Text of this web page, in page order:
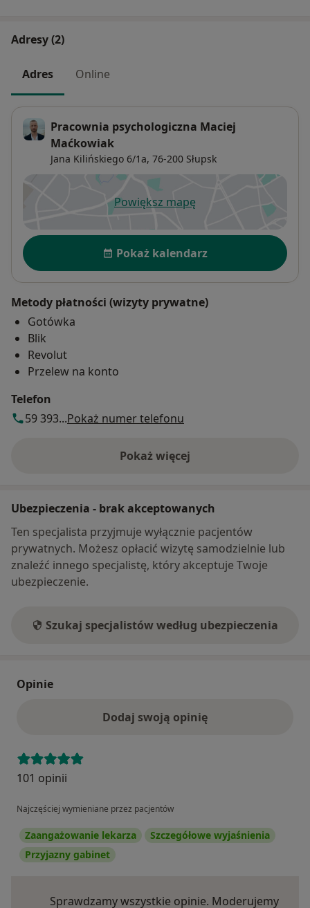
Adresy (2)
Adres Online
Pracownia psychologiczna Maciej
Maćkowiak
Jana Kilińskiego 6/1a, 76-200 Słupsk
Powiększ mapęotwiera się w nowej karcie
Dostępność
Pokaż kalendarz
Metody płatności (wizyty prywatne)
Gotówka
Blik
Revolut
Przelew na konto
Telefon
59 393...Pokaż numer telefonu
Pokaż więcej
o adresie
Ubezpieczenia - brak akceptowanych
Ten specjalista przyjmuje wyłącznie pacjentów
prywatnych. Możesz opłacić wizytę samodzielnie lub
znaleźć innego specjalistę, który akceptuje Twoje
ubezpieczenie.
Szukaj specjalistów według ubezpieczenia
Opinie
Dodaj swoją opinię
101 opinii
Najczęściej wymieniane przez pacjentów
Zaangażowanie lekarza
Szczegółowe wyjaśnienia
Przyjazny gabinet
Sprawdzamy wszystkie opinie. Moderujemy